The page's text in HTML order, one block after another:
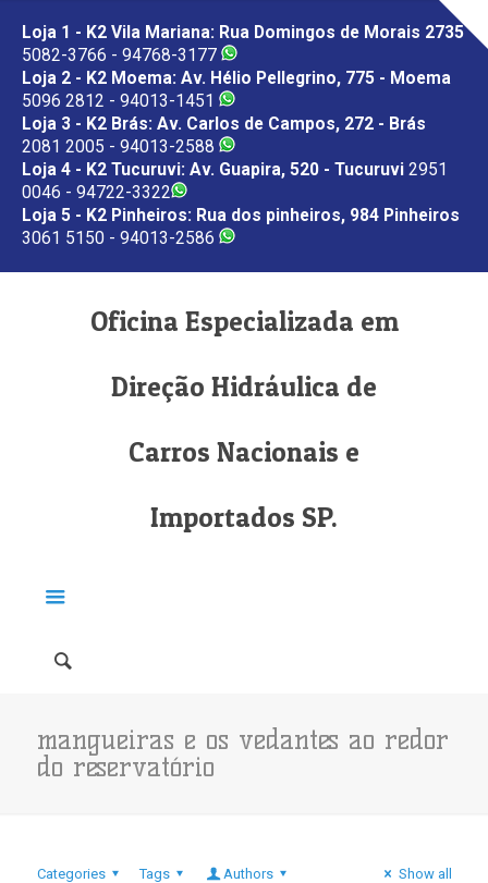
Loja 1 - K2 Vila Mariana: Rua Domingos de Morais 2735
5082-3766 - 94768-3177
Loja 2 - K2 Moema: Av. Hélio Pellegrino, 775 - Moema
5096 2812 - 94013-1451
Loja 3 - K2 Brás: Av. Carlos de Campos, 272 - Brás
2081 2005 - 94013-2588
Loja 4 - K2 Tucuruvi: Av. Guapira, 520 - Tucuruvi 2951
0046 - 94722-3322
Loja 5 - K2 Pinheiros: Rua dos pinheiros, 984 Pinheiros
3061 5150 - 94013-2586
Oficina Especializada em
Direção Hidráulica de
Carros Nacionais e
Importados SP.
mangueiras e os vedantes ao redor
do reservatório
Categories Tags Authors Show all